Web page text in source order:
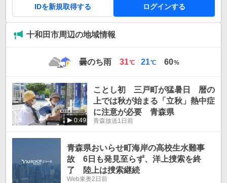
IDを新規取得する ログインする
十和田市周辺の地域情報
曇のち雨
最
温
31℃
最
温
21℃ 60%
0:49
ことし初 三戸町が猛暑日 暦の
上では秋が始まる「立秋」熱中症
に注意が必要 青森県
青森放送1日前
青森県おいらせ町海岸の高校生水難事
故 6日も発見至らず、洋上捜索を終
了 陸上は捜索継続
Web東奥2日前